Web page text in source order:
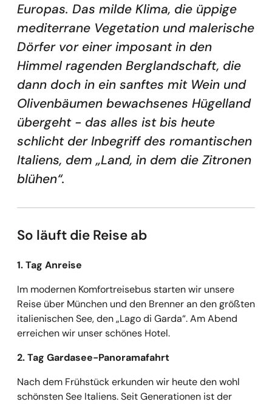
Europas. Das milde Klima, die üppige
mediterrane Vegetation und malerische
Dörfer vor einer imposant in den
Himmel ragenden Berglandschaft, die
dann doch in ein sanftes mit Wein und
Olivenbäumen bewachsenes Hügelland
übergeht - das alles ist bis heute
schlicht der Inbegriff des romantischen
Italiens, dem „Land, in dem die Zitronen
blühen“.
So läuft die Reise ab
1. Tag Anreise
Im modernen Komfortreisebus starten wir unsere
Reise über München und den Brenner an den größten
italienischen See, den „Lago di Garda“. Am Abend
erreichen wir unser schönes Hotel.
2. Tag Gardasee-Panoramafahrt
Nach dem Frühstück erkunden wir heute den wohl
schönsten See Italiens. Seit Generationen ist der